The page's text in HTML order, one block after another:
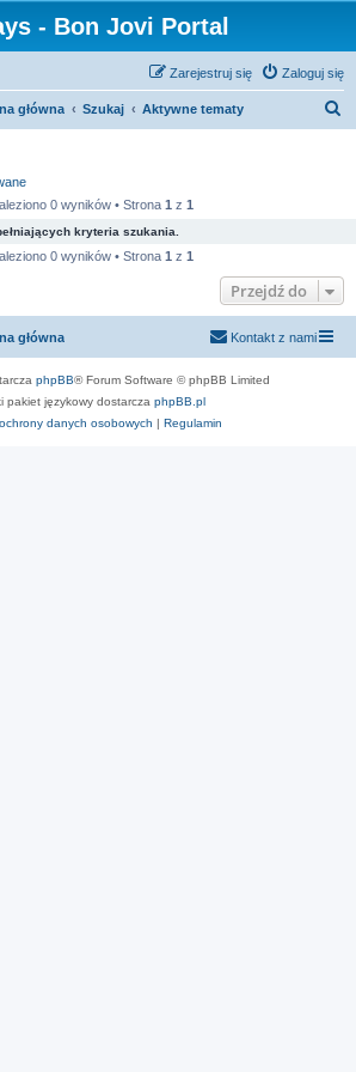
- Bon Jovi Portal
Zaloguj się
Zarejestruj się
główna Szukaj Aktywne tematy
0 wyników • Strona 1 z 1
kryteria szukania.
0 wyników • Strona 1 z 1
Przejdź do
główna Kontakt z nami
phpBB® Forum Software © phpBB Limited
pakiet językowy dostarcza phpBB.pl
danych osobowych | Regulamin